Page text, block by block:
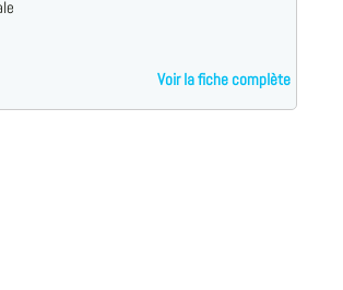
Voir la fiche complète